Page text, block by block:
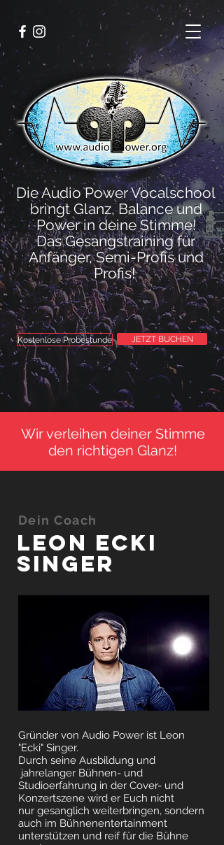
Die Audio Power Vocalschool
bringt Glanz, Balance und
Power in deine Stimme!
Das Gesangstraining für
Anfänger, Semi-Profis und
Profis!
Kostenlose Probestunde JETZT BUCHEN
Wir verleihen deiner Stimme
den richtigen Glanz!
Dein Coach
Leon Ecki
Singer
Gründer von Audio Power ist Leon
"Ecki" Singer.
Durch seine Ausbildung und
jahrelanger Bühnen- und
Studioerfahrung in der Cover- und
Konzertszene wird er Euch nicht
nur gesanglich weiterbringen, sondern
auch im Bühnenentertainment
unterstützen und reif für die Bühne